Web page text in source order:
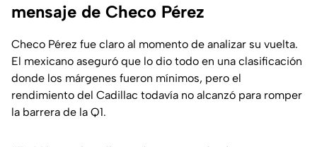
mensaje de Checo Pérez
Checo Pérez fue claro al momento de analizar su vuelta.
El mexicano aseguró que lo dio todo en una clasificación
donde los márgenes fueron mínimos, pero el
rendimiento del Cadillac todavía no alcanzó para romper
la barrera de la Q1.